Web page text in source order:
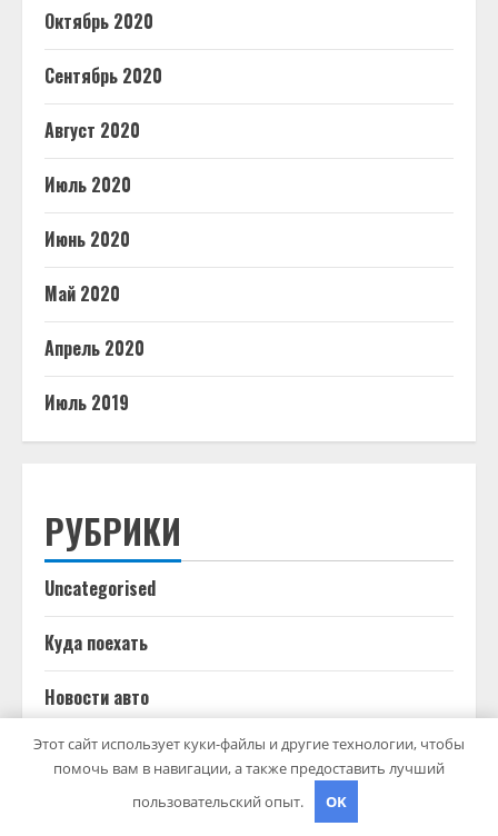
Октябрь 2020
Сентябрь 2020
Август 2020
Июль 2020
Июнь 2020
Май 2020
Апрель 2020
Июль 2019
РУБРИКИ
Uncategorised
Куда поехать
Новости авто
Новости плюс
Ремонт — это просто
Этот сайт использует куки-файлы и другие технологии, чтобы
помочь вам в навигации, а также предоставить лучший
пользовательский опыт.
OK